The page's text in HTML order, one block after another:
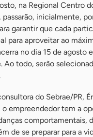
na Regional Centro
passarão, inicialmente,
garantir que cada
para aproveitar ao
no dia 15 de agosto
Ao todo, serão
do Sebrae/PR,
o empreendedor tem a
comportamentais,
de se preparar para a